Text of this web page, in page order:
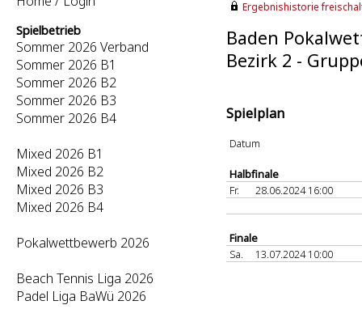
Spielbetrieb
Sommer 2026 Verband
Sommer 2026 B1
Sommer 2026 B2
Sommer 2026 B3
Sommer 2026 B4
Mixed 2026 B1
Mixed 2026 B2
Mixed 2026 B3
Mixed 2026 B4
Pokalwettbewerb 2026
Beach Tennis Liga 2026
Padel Liga BaWü 2026
Ergebnishistorie
Baden
Bezirk 2 -
Spielplan
Datum
Halbfinale
Fr.
28.06.2024 16:00
Finale
Sa.
13.07.2024 10:00